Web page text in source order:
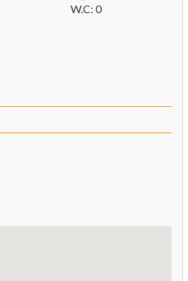
W.C: 0